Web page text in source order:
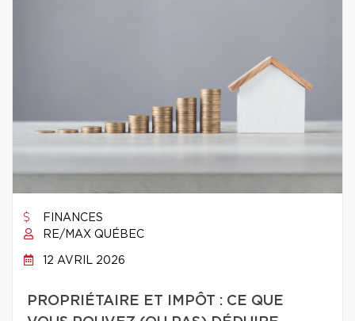
FINANCES
RE/MAX QUÉBEC
12 AVRIL 2026
PROPRIÉTAIRE ET IMPÔT : CE QUE